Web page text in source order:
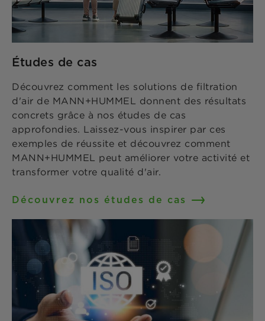
Études de cas
Découvrez comment les solutions de filtration
d'air de MANN+HUMMEL donnent des résultats
concrets grâce à nos études de cas
approfondies. Laissez-vous inspirer par ces
exemples de réussite et découvrez comment
MANN+HUMMEL peut améliorer votre activité et
transformer votre qualité d'air.
Découvrez nos études de cas